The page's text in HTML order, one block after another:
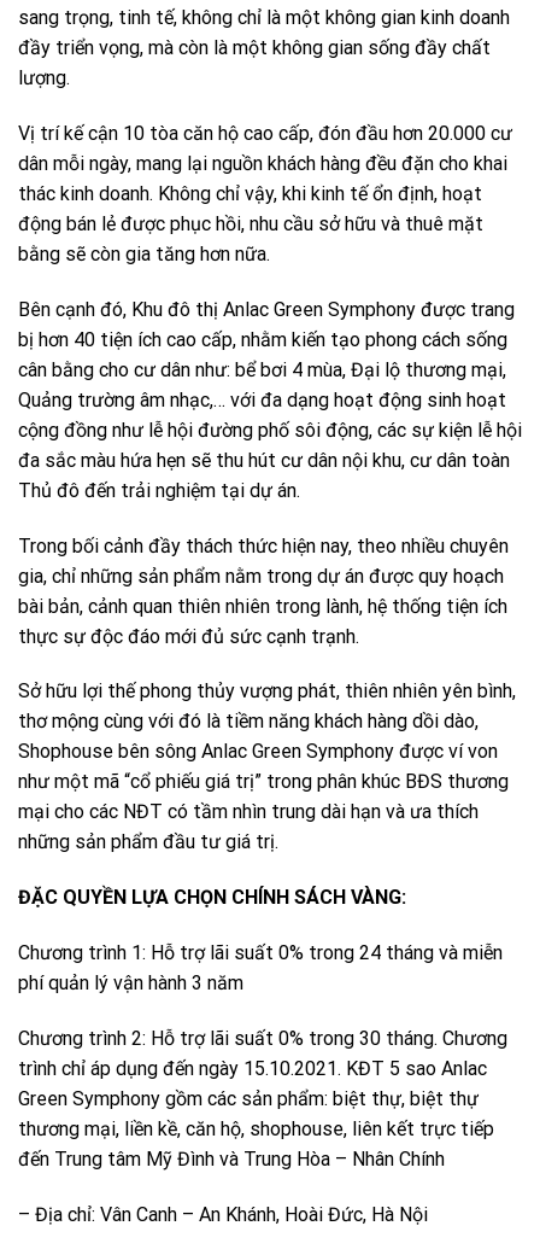
sang trọng, tinh tế, không chỉ là một không gian kinh doanh
đầy triển vọng, mà còn là một không gian sống đầy chất
lượng.
Vị trí kế cận 10 tòa căn hộ cao cấp, đón đầu hơn 20.000 cư
dân mỗi ngày, mang lại nguồn khách hàng đều đặn cho khai
thác kinh doanh. Không chỉ vậy, khi kinh tế ổn định, hoạt
động bán lẻ được phục hồi, nhu cầu sở hữu và thuê mặt
bằng sẽ còn gia tăng hơn nữa.
Bên cạnh đó, Khu đô thị Anlac Green Symphony được trang
bị hơn 40 tiện ích cao cấp, nhằm kiến tạo phong cách sống
cân bằng cho cư dân như: bể bơi 4 mùa, Đại lộ thương mại,
Quảng trường âm nhạc,… với đa dạng hoạt động sinh hoạt
cộng đồng như lễ hội đường phố sôi động, các sự kiện lễ hội
đa sắc màu hứa hẹn sẽ thu hút cư dân nội khu, cư dân toàn
Thủ đô đến trải nghiệm tại dự án.
Trong bối cảnh đầy thách thức hiện nay, theo nhiều chuyên
gia, chỉ những sản phẩm nằm trong dự án được quy hoạch
bài bản, cảnh quan thiên nhiên trong lành, hệ thống tiện ích
thực sự độc đáo mới đủ sức cạnh trạnh.
Sở hữu lợi thế phong thủy vượng phát, thiên nhiên yên bình,
thơ mộng cùng với đó là tiềm năng khách hàng dồi dào,
Shophouse bên sông Anlac Green Symphony được ví von
như một mã “cổ phiếu giá trị” trong phân khúc BĐS thương
mại cho các NĐT có tầm nhìn trung dài hạn và ưa thích
những sản phẩm đầu tư giá trị.
ĐẶC QUYỀN LỰA CHỌN CHÍNH SÁCH VÀNG:
Chương trình 1: Hỗ trợ lãi suất 0% trong 24 tháng và miễn
phí quản lý vận hành 3 năm
Chương trình 2: Hỗ trợ lãi suất 0% trong 30 tháng. Chương
trình chỉ áp dụng đến ngày 15.10.2021. KĐT 5 sao Anlac
Green Symphony gồm các sản phẩm: biệt thự, biệt thự
thương mại, liền kề, căn hộ, shophouse, liên kết trực tiếp
đến Trung tâm Mỹ Đình và Trung Hòa – Nhân Chính
– Địa chỉ: Vân Canh – An Khánh, Hoài Đức, Hà Nội